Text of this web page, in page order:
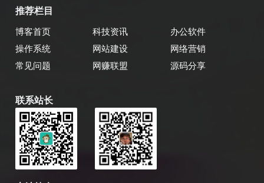
推荐栏目
博客首页 科技资讯
办公软件
操作系统
网站建设
网络营销
常见问题
网赚联盟 源码分享
联系站长